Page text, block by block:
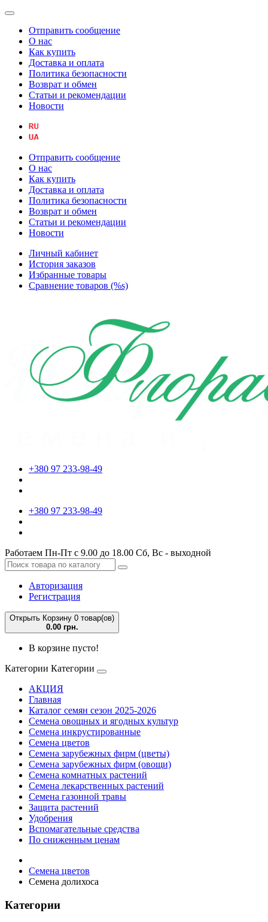
Отправить сообщение
О нас
Как купить
Доставка и оплата
Политика безопасности
Возврат и обмен
Статьи и рекомендации
Новости
Отправить сообщение
О нас
Как купить
Доставка и оплата
Политика безопасности
Возврат и обмен
Статьи и рекомендации
Новости
Личный кабинет
История заказов
Избранные товары
Сравнение товаров (%s)
+380 97 233-98-49
+380 97 233-98-49
Работаем Пн-Пт с 9.00 до 18.00 Сб, Вс - выходной
Авторизация
Регистрация
Открыть Корзину 0 товар(ов)
0.00 грн.
В корзине пусто!
Категории Категории
АКЦИЯ
Главная
Каталог семян сезон 2025-2026
Семена овощных и ягодных культур
Семена инкрустированные
Семена цветов
Семена зарубежных фирм (цветы)
Семена зарубежных фирм (овощи)
Семена комнатных растений
Семена лекарственных растений
Семена газонной травы
Защита растений
Удобрения
Вспомагательные средства
По сниженным ценам
Семена цветов
Семена долихоса
Категории